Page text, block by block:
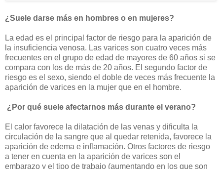
¿Suele darse más en hombres o en mujeres?
La edad es el principal factor de riesgo para la aparición de
la insuficiencia venosa. Las varices son cuatro veces más
frecuentes en el grupo de edad de mayores de 60 años si se
compara con los de más de 20 años. El segundo factor de
riesgo es el sexo, siendo el doble de veces más frecuente la
aparición de varices en la mujer que en el hombre.
¿Por qué suele afectarnos más durante el verano?
El calor favorece la dilatación de las venas y dificulta la
circulación de la sangre que al quedar retenida, favorece la
aparición de edema e inflamación. Otros factores de riesgo
a tener en cuenta en la aparición de varices son el
embarazo y el tipo de trabajo (aumentando en los que son